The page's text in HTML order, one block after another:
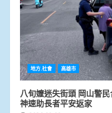
地方.社會 高雄市
八旬嬤迷失街頭 岡山警
神速助長者平安返家